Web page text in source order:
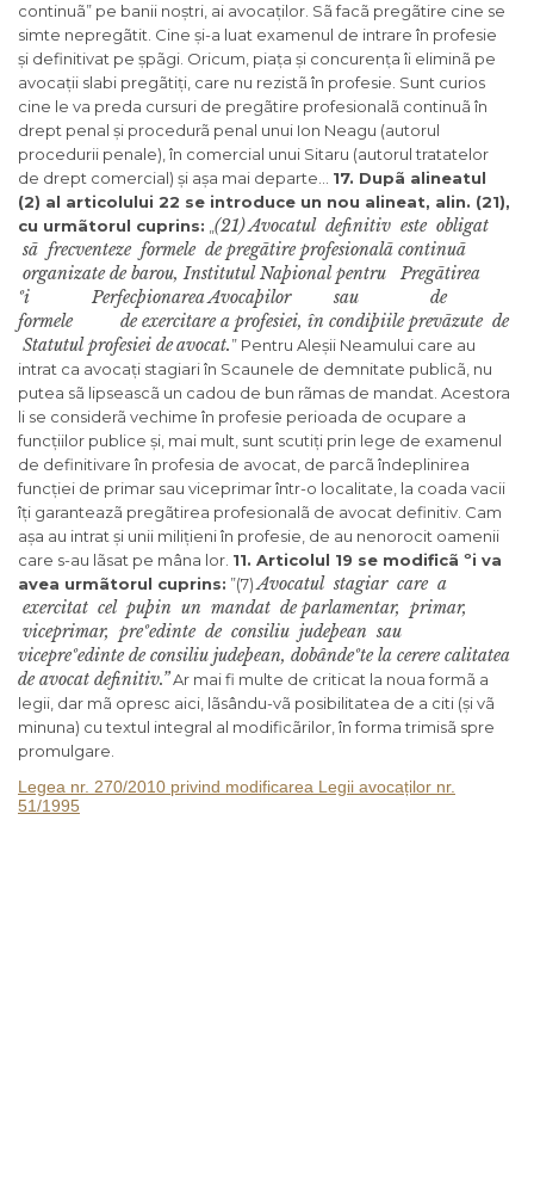
continuã” pe banii noștri, ai avocaților. Sã facã pregãtire cine se
simte nepregãtit. Cine și-a luat examenul de intrare în profesie
și definitivat pe șpãgi. Oricum, piața și concurența îi eliminã pe
avocații slabi pregãtiți, care nu rezistã în profesie. Sunt curios
cine le va preda cursuri de pregãtire profesionalã continuã în
drept penal și procedurã penal unui Ion Neagu (autorul
procedurii penale), în comercial unui Sitaru (autorul tratatelor
de drept comercial) și așa mai departe… 17. Dupã alineatul
(2) al articolului 22 se introduce un nou alineat, alin. (21),
cu urmãtorul cuprins: (21) Avocatul definitiv este obligat
sã frecventeze formele de pregãtire profesionalã continuã
organizate de barou, Institutul Naþional pentru Pregãtirea
ºi Perfecþionarea Avocaþilor sau de
formele de exercitare a profesiei, în condiþiile prevãzute de
Statutul profesiei deavocat.” Pentru Aleșii Neamului care au
intrat ca avocați stagiari în Scaunele de demnitate publicã, nu
putea sã lipseascã un cadou de bun rãmas de mandat. Acestora
li se considerã vechime în profesie perioada de ocupare a
funcțiilor publice și, mai mult, sunt scutiți prin lege de examenul
de definitivare în profesia de avocat, de parcã îndeplinirea
funcției de primar sau viceprimar într-o localitate, la coada vacii
îți garanteazã pregãtirea profesionalã de avocat definitiv. Cam
așa au intrat și unii milițieni în profesie, de au nenorocit oamenii
care s-au lãsat pe mâna lor. 11. Articolul 19 se modificã ºi va
avea urmãtorul cuprins: ”(7) Avocatul stagiar care a
exercitat cel puþin un mandat de parlamentar, primar,
viceprimar, preºedinte de consiliu judeþean sau
vicepreºedinte de consiliu judeþean, dobândeºte la cerere calitatea
de avocat definitiv.”Ar mai fi multe de criticat la noua formã a
legii, dar mã opresc aici, lãsându-vã posibilitatea de a citi (și vã
minuna) cu textul integral al modificãrilor, în forma trimisã spre
promulgare.
Legea nr. 270/2010 privind modificarea Legii avocaților nr.
51/1995